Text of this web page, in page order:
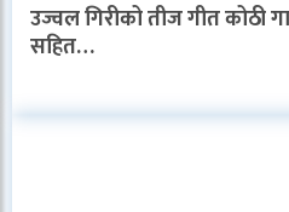
उज्वल गिरीको तीज गीत कोठी
सहित…